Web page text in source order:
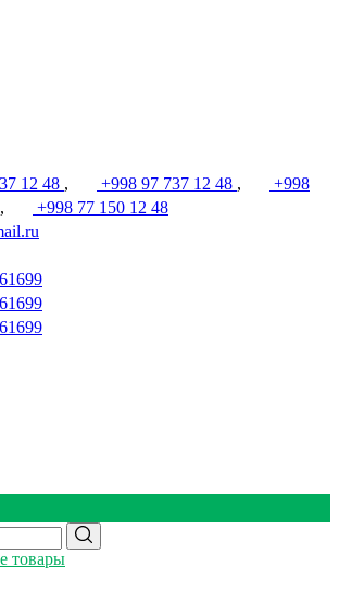
12 48 , +998 97 737 12 48 ,
+998
,
+998 77 150 12 48
товары